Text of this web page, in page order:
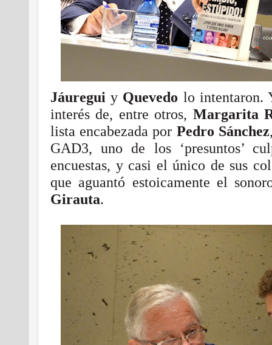
Jáuregui y Quevedo lo intentaron.
interés de, entre otros, Margarita
lista encabezada por Pedro Sánchez
GAD3, uno de los ‘presuntos’
encuestas, y casi el único de sus
que aguantó estoicamente el
Girauta.